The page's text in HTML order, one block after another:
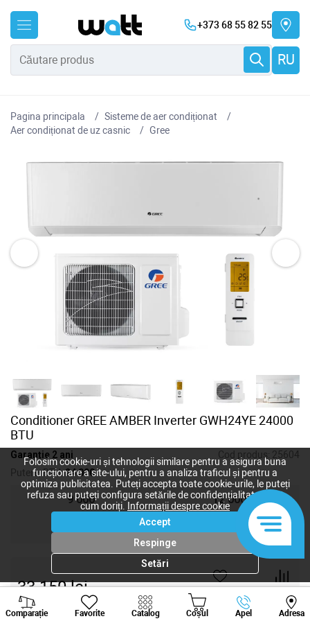
+373 68 55 82 55
RU
Pagina principala
Sisteme de aer condiționat
Aer condiționat de uz casnic
Gree
Conditioner GREE AMBER Inverter GWH24YE 24000
BTU
Garanție 2 ani Cod produs: 25604
Putere, BTU:24 000
9 000 12 000
33 150lei
Comparație Favorite Catalog Coșul Apel Adresa
Viber Whatsapp
Folosim cookie-uri și tehnologii similare pentru a asigura buna
funcționare a site-ului, pentru a analiza traficul și pentru a
optimiza publicitatea. Puteți accepta toate cookie-urile, le puteți
refuza sau puteți configura setările de confidențialitate după
cum doriți.
Informații despre cookie
Accept
Respinge
Setări